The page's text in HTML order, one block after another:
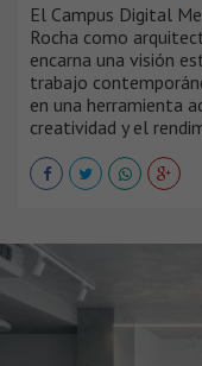
El Campus Digital
Rocha como
encarna una visión
trabajo
en una herramienta
creatividad y el